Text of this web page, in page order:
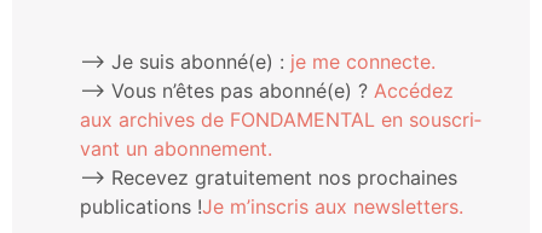
⟶ Je suis abonné(e) : je me connecte.
⟶ Vous n’êtes pas abonné(e) ? Accé­dez
aux archives de FONDAMENTAL en sous­cri­
vant un abonnement.
⟶ Rece­vez gra­tui­te­ment nos pro­chaines
publi­ca­tions !Je m’ins­cris aux newsletters.